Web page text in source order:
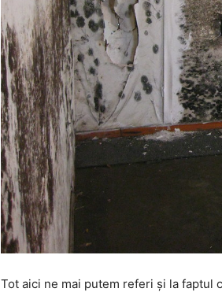
Tot aici ne mai putem referi și la faptul